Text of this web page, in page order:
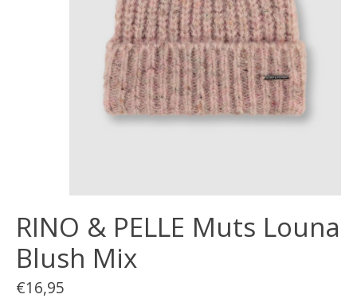
RINO & PELLE Muts Louna
Blush Mix
€16,95